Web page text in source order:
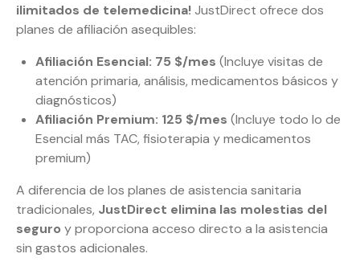
ilimitados de telemedicina!JustDirect ofrece dos
planes de afiliación asequibles:
Afiliación Esencial: 75 $/mes (Incluye visitas de
atención primaria, análisis, medicamentos básicos y
diagnósticos)
Afiliación Premium: 125 $/mes (Incluye todo lo de
Esencial más TAC, fisioterapia y medicamentos
premium)
A diferencia de los planes de asistencia sanitaria
tradicionales, JustDirect elimina las molestias del
seguro y proporciona acceso directo a la asistencia
sin gastos adicionales.